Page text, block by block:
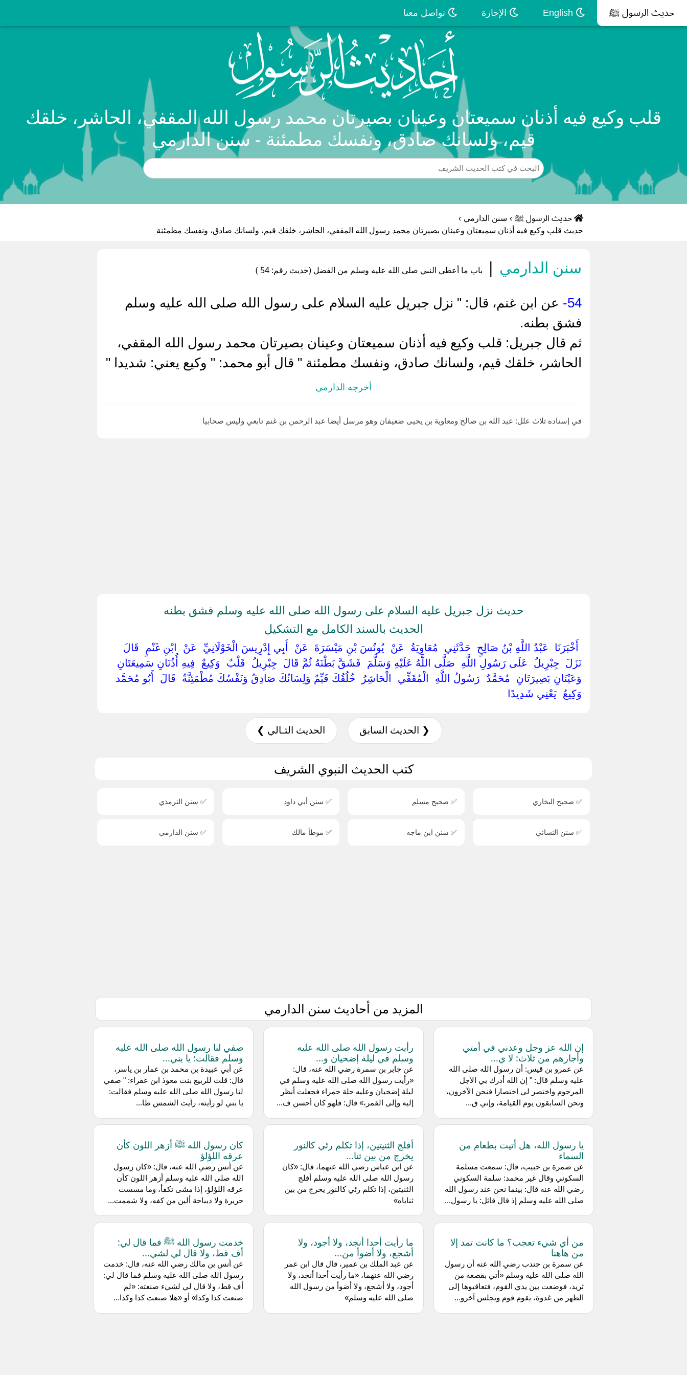
حديث الرسول ﷺ الإجازة تواصل معنا
قلب وكيع فيه أذنان سميعتان وعينان بصيرتان محمد رسول الله المقفي، الحاشر، خلقك
قيم، ولسانك صادق، ونفسك مطمئنة - سنن الدارمي
حديث الرسول ﷺ › سنن الدارمي ›
حديث قلب وكيع فيه أذنان سميعتان وعينان بصيرتان محمد رسول الله المقفي، الحاشر، خلقك قيم، ولسانك صادق، ونفسك مطمئنة
سنن الدارمي | باب ما أعطي النبي صلى الله عليه وسلم من الفضل (حديث رقم: 54 )
54-
عن ابن غنم، قال: " نزل جبريل عليه السلام على رسول الله صلى الله عليه وسلم
فشق بطنه.
ثم قال جبريل: قلب وكيع فيه أذنان سميعتان وعينان بصيرتان محمد رسول الله المقفي،
الحاشر، خلقك قيم، ولسانك صادق، ونفسك مطمئنة " قال أبو محمد: " وكيع يعني: شديدا "
أخرجه الدارمي
في إسناده ثلاث علل: عبد الله بن صالح ومعاوية بن يحيى ضعيفان وهو مرسل أيضا عبد الرحمن بن غنم تابعي وليس صحابيا
حديث نزل جبريل عليه السلام على رسول الله صلى الله عليه وسلم فشق بطنه
الحديث بالسند الكامل مع التشكيل
‏ ‏أَخْبَرَنَا ‏ ‏عَبْدُ اللَّهِ بْنُ صَالِحٍ ‏ ‏حَدَّثَنِي ‏ ‏مُعَاوِيَةُ ‏ ‏عَنْ ‏ ‏يُونُسَ بْنِ مَيْسَرَةَ ‏ ‏عَنْ ‏ ‏أَبِي إِدْرِيسَ الْخَوْلَانِيِّ ‏ ‏عَنْ ‏ ‏ابْنِ غَنْمٍ ‏ ‏قَالَ ‏
‏نَزَلَ ‏ ‏جِبْرِيلُ ‏ ‏عَلَى رَسُولِ اللَّهِ ‏ ‏صَلَّى اللَّهُ عَلَيْهِ وَسَلَّمَ ‏ ‏فَشَقَّ بَطْنَهُ ثُمَّ قَالَ ‏ ‏جِبْرِيلُ ‏ ‏قَلْبٌ ‏ ‏وَكِيعٌ ‏ ‏فِيهِ أُذُنَانِ سَمِيعَتَانِ
وَعَيْنَانِ بَصِيرَتَانِ ‏ ‏مُحَمَّدٌ ‏ ‏رَسُولُ اللَّهِ ‏ ‏الْمُقَفِّي ‏ ‏الْحَاشِرُ ‏ ‏خُلُقُكَ قَيِّمٌ وَلِسَانُكَ صَادِقٌ وَنَفْسُكَ مُطْمَئِنَّةٌ ‏ ‏قَالَ ‏ ‏أَبُو مُحَمَّد ‏
‏وَكِيعٌ ‏ ‏يَعْنِي شَدِيدًا ‏
❮ الحديث السابق الحديث التـالي ❯
كتب الحديث النبوي الشريف
✅ صحيح البخاري ✅ صحيح مسلم ✅ سنن أبي داود ✅ سنن الترمذي
✅ سنن النسائي ✅ سنن ابن ماجه ✅ موطأ مالك ✅ سنن الدارمي
المزيد من أحاديث سنن الدارمي
إن الله عز وجل وعدني في أمتي
وأجارهم من ثلاث: لا ي...
عن عمرو بن قيس: أن رسول الله صلى الله
عليه وسلم قال: " إن الله أدرك بي الأجل
المرحوم واختصر لي اختصارا فنحن الآخرون،
ونحن السابقون يوم القيامة، وإني ق...
يا رسول الله، هل أتيت بطعام من
السماء
عن ضمرة بن حبيب، قال: سمعت مسلمة
السكوني وقال غير محمد: سلمة السكوني
رضي الله عنه قال: بينما نحن عند رسول الله
صلى الله عليه وسلم إذ قال قائل: يا رسول...
من أي شيء تعجب؟ ما كانت تمد إلا
من هاهنا
عن سمرة بن جندب رضي الله عنه أن رسول
الله صلى الله عليه وسلم «أتي بقصعة من
ثريد، فوضعت بين يدي القوم، فتعاقبوها إلى
الظهر من غدوة، يقوم قوم ويجلس آخرو...
رأيت رسول الله صلى الله عليه
وسلم في ليلة إضحيان و...
عن جابر بن سمرة رضي الله عنه، قال:
«رأيت رسول الله صلى الله عليه وسلم في
ليلة إضحيان وعليه حلة حمراء فجعلت أنظر
إليه وإلى القمر،» قال: فلهو كان أحسن ف...
أفلج الثنيتين، إذا تكلم رئي كالنور
يخرج من بين ثنا...
عن ابن عباس رضي الله عنهما، قال: «كان
رسول الله صلى الله عليه وسلم أفلج
الثنيتين، إذا تكلم رئي كالنور يخرج من بين
ثناياه»
ما رأيت أحدا أنجد، ولا أجود، ولا
أشجع، ولا أضوأ من...
عن عبد الملك بن عمير، قال قال ابن عمر
رضي الله عنهما، «ما رأيت أحدا أنجد، ولا
أجود، ولا أشجع، ولا أضوأ من رسول الله
صلى الله عليه وسلم»
صفي لنا رسول الله صلى الله عليه
وسلم فقالت: يا بني...
عن أبي عبيدة بن محمد بن عمار بن ياسر،
قال: قلت للربيع بنت معوذ ابن عفراء: " صفي
لنا رسول الله صلى الله عليه وسلم فقالت:
يا بني لو رأيته، رأيت الشمس طا...
كان رسول الله ﷺ أزهر اللون كأن
عرقه اللؤلؤ
عن أنس رضي الله عنه، قال: «كان رسول
الله صلى الله عليه وسلم أزهر اللون كأن
عرقه اللؤلؤ، إذا مشى تكفأ، وما مسست
حريرة ولا ديباجة ألين من كفه، ولا شممت...
خدمت رسول الله ﷺ فما قال لي:
أف قط، ولا قال لي لشي...
عن أنس بن مالك رضي الله عنه، قال: خدمت
رسول الله صلى الله عليه وسلم فما قال لي:
أف قط، ولا قال لي لشيء صنعته: «لم
صنعت كذا وكذا» أو «هلا صنعت كذا وكذا...